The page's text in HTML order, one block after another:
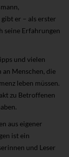
er – als erster
seine Erfahrungen
und vielen
Menschen, die
leben müssen.
zu Betroffenen
aus eigener
ist ein
und Leser